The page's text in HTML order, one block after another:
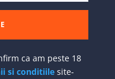
ca am peste 18
si conditiilesite-